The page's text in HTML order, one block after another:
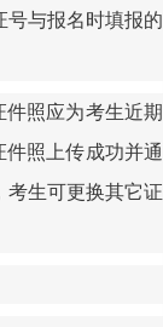
号与报名时填报的
照应为考生近期
件照上传成功并通
考生可更换其它证